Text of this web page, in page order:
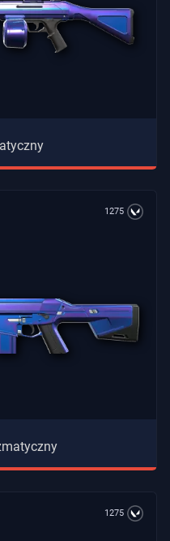
1275
1275